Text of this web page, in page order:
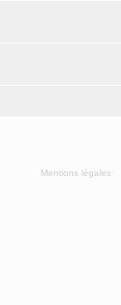
Mentions légales